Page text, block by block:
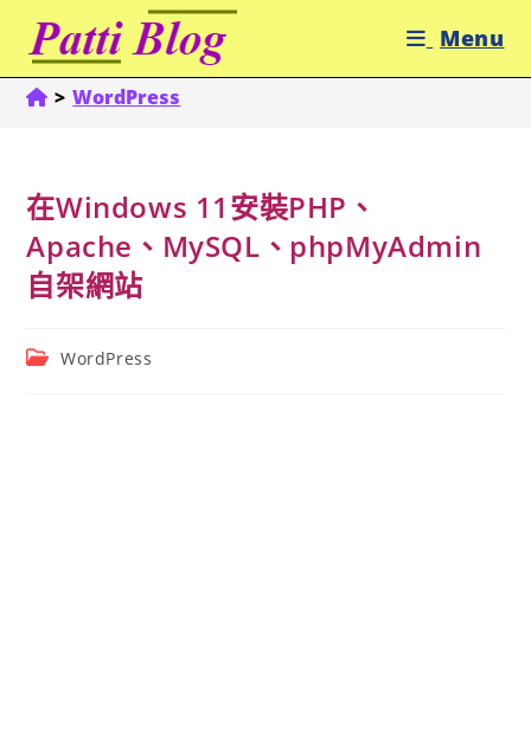
content
Menu
> WordPress
在Windows 11安裝PHP、
Apache、MySQL、phpMyAdmin
自架網站
PostWordPress